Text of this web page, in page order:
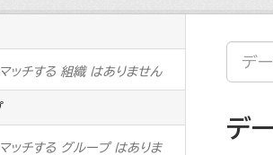
ッチする 組織 はありません
ッチする グループ はありま
デ